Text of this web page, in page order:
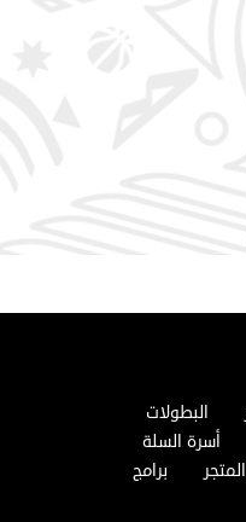
البطولات
أسرة السلة
المتجر
برامج